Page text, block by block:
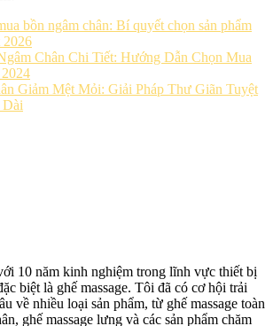
bồn ngâm chân: Bí quyết chọn sản phẩm
2026
Chân Chi Tiết: Hướng Dẫn Chọn Mua
Giảm Mệt Mỏi: Giải Pháp Thư Giãn Tuyệt
10 năm kinh nghiệm trong lĩnh vực thiết bị
biệt là ghế massage. Tôi đã có cơ hội trải
về nhiều loại sản phẩm, từ ghế massage toàn
ghế massage lưng và các sản phẩm chăm